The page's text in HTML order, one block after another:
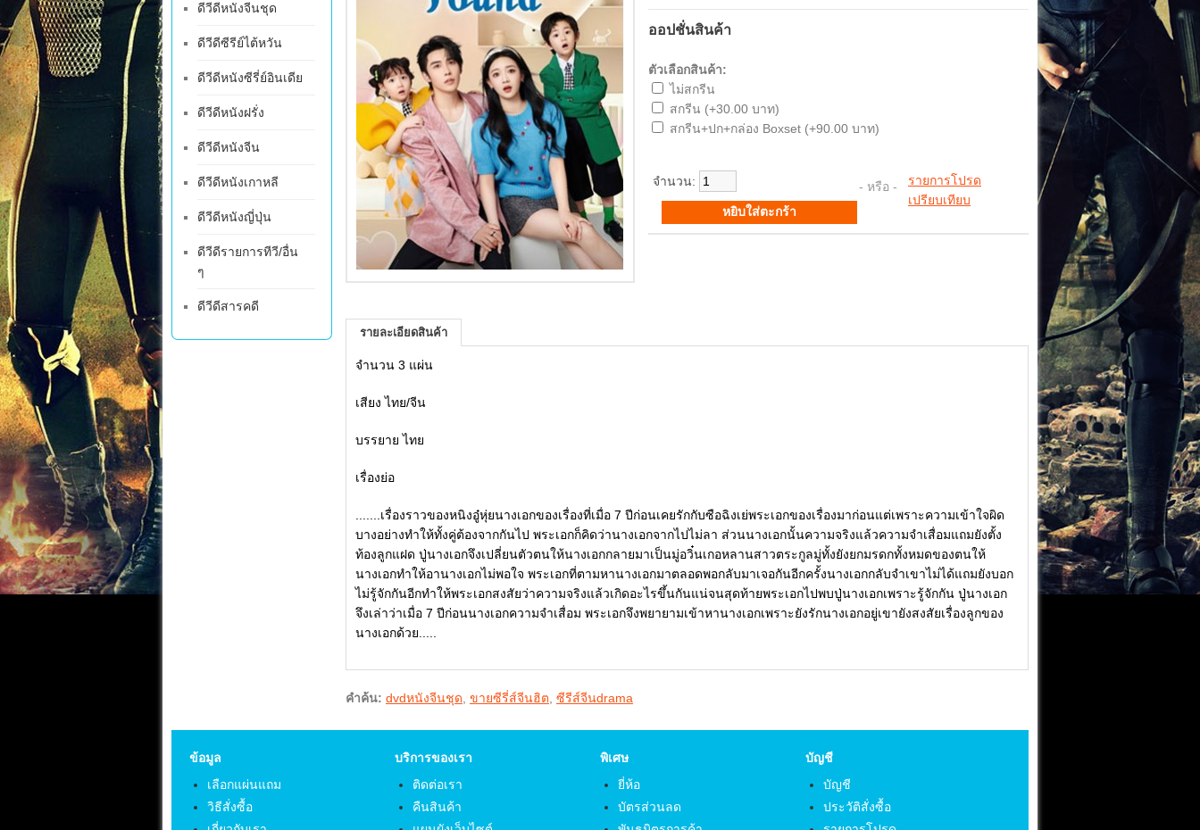
ดีวีดีหนังจีนชุด
ดีวีดีซีรีย์ไต้หวัน
ดีวีดีหนังซีรี่ย์อินเดีย
ดีวีดีหนังฝรั่ง
ดีวีดีหนังจีน
ดีวีดีหนังเกาหลี
ดีวีดีหนังญี่ปุ่น
ดีวีดีรายการทีวี/อื่น
ๆ
ดีวีดีสารคดี
ออปชั่นสินค้า
ตัวเลือกสินค้า:
ไม่สกรีน
สกรีน (+30.00 บาท)
สกรีน+ปก+กล่อง Boxset (+90.00 บาท)
จำนวน: - หรือ - รายการโปรด
เปรียบเทียบ
รายละเอียดสินค้า
จำนวน 3 แผ่น
เสียง ไทย/จีน
บรรยาย ไทย
เรื่องย่อ
.......เรื่องราวของหนิงอู๋หุ่ยนางเอกของเรื่องที่เมื่อ 7 ปีก่อนเคยรักกับซือฉิงเย่พระเอกของเรื่องมาก่อนแต่เพราะความเข้าใจผิด
บางอย่างทำให้ทั้งคู่ต้องจากกันไป พระเอกก็คิดว่านางเอกจากไปไม่ลา ส่วนนางเอกนั้นความจริงแล้วความจำเสื่อมแถมยังตั้ง
ท้องลูกแฝด ปู่นางเอกจึงเปลี่ยนตัวตนให้นางเอกกลายมาเป็นมู่อวิ๋นเกอหลานสาวตระกูลมู่ทั้งยังยกมรดกทั้งหมดของตนให้
นางเอกทำให้อานางเอกไม่พอใจ พระเอกที่ตามหานางเอกมาตลอดพอกลับมาเจอกันอีกครั้งนางเอกกลับจำเขาไม่ได้แถมยังบอก
ไม่รู้จักกันอีกทำให้พระเอกสงสัยว่าความจริงแล้วเกิดอะไรขึ้นกันแน่จนสุดท้ายพระเอกไปพบปู่นางเอกเพราะรู้จักกัน ปู่นางเอก
จึงเล่าว่าเมื่อ 7 ปีก่อนนางเอกความจำเสื่อม พระเอกจึงพยายามเข้าหานางเอกเพราะยังรักนางเอกอยู่เขายังสงสัยเรื่องลูกของ
นางเอกด้วย.....
คำค้น: dvdหนังจีนชุด ขายซีรี่ส์จีนฮิต ซีรีส์จีนdrama
ข้อมูล
เลือกแผ่นแถม
วิธีสั่งซื้อ
บริการของเรา
ติดต่อเรา
คืนสินค้า
พิเศษ
ยี่ห้อ
บัตรส่วนลด
บัญชี
บัญชี
ประวัติสั่งซื้อ